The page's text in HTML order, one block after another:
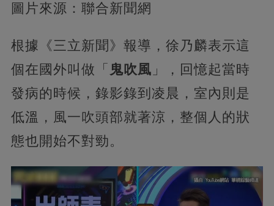
圖片來源：聯合新聞網
根據《三立新聞》報導，徐乃麟表示這
個在國外叫做「 鬼吹風 」，回憶起當時
發病的時候，錄影錄到凌晨，室內則是
低溫，風一吹頭部就著涼，整個人的狀
態也開始不對勁。